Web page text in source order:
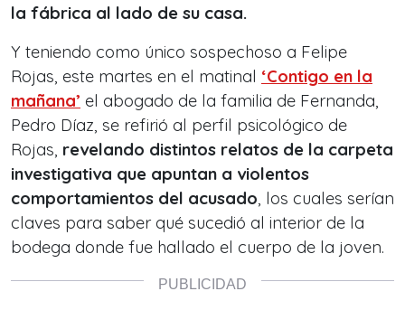
la fábrica al lado de su casa.
Y teniendo como único sospechoso a Felipe
Rojas, este martes en el matinal ‘Contigo en la
mañana’ el abogado de la familia de Fernanda,
Pedro Díaz, se refirió al perfil psicológico de
Rojas, revelando distintos relatos de la carpeta
investigativa que apuntan a violentos
comportamientos del acusado, los cuales serían
claves para saber qué sucedió al interior de la
bodega donde fue hallado el cuerpo de la joven.